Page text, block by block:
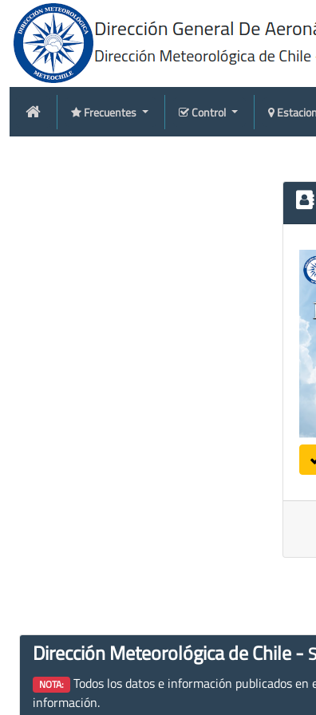
Frecuentes Control
Dirección Meteorológica de Chile -
NOTA: Todos los datos e información publicados
información.